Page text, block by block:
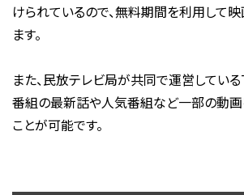
けられているので、無料期間を利用して
ます。
また、民放テレビ局が共同で運営してい
番組の最新話や人気番組など一部の動
ことが可能です。